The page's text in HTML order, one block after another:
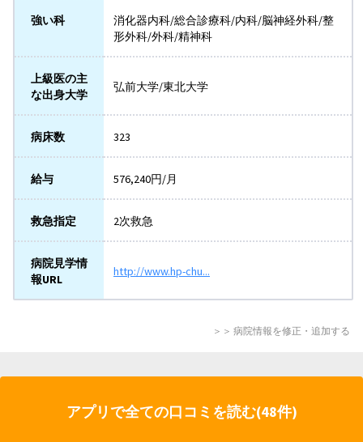
強い科
消化器内科/総合診療科/内科/脳神経外科/整
形外科/外科/精神科
上級医の主
な出身大学
弘前大学/東北大学
病床数 323
給与 576,240円/月
救急指定 2次救急
病院見学情
報URL
http://www.hp-chu...
＞＞ 病院情報を修正・追加する
アプリで全ての口コミを読む(48件)